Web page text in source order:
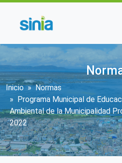
Sobrescribir
Inicio
Normas
Programa Municipal de
Ambiental de la Municipalidad
2022